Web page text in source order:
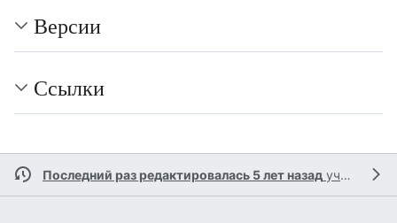
Версии
Ссылки
Последний раз редактировалась 5 лет назад участником